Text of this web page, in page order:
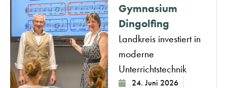
Gymnasium
Dingolfing
Landkreis investiert in
moderne
Unterrichtstechnik
24. Juni 2026